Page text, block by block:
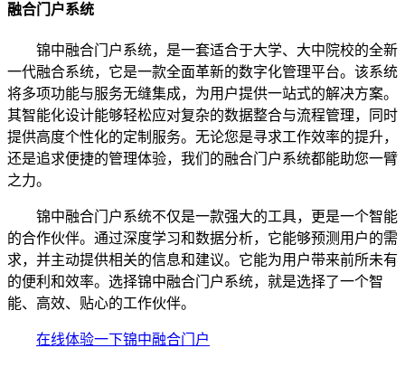
融合门户系统
锦中融合门户系统，是一套适合于大学、大中院校的全新
一代融合系统，它是一款全面革新的数字化管理平台。该系统
将多项功能与服务无缝集成，为用户提供一站式的解决方案。
其智能化设计能够轻松应对复杂的数据整合与流程管理，同时
提供高度个性化的定制服务。无论您是寻求工作效率的提升，
还是追求便捷的管理体验，我们的融合门户系统都能助您一臂
之力。
锦中融合门户系统不仅是一款强大的工具，更是一个智能
的合作伙伴。通过深度学习和数据分析，它能够预测用户的需
求，并主动提供相关的信息和建议。它能为用户带来前所未有
的便利和效率。选择锦中融合门户系统，就是选择了一个智
能、高效、贴心的工作伙伴。
在线体验一下锦中融合门户